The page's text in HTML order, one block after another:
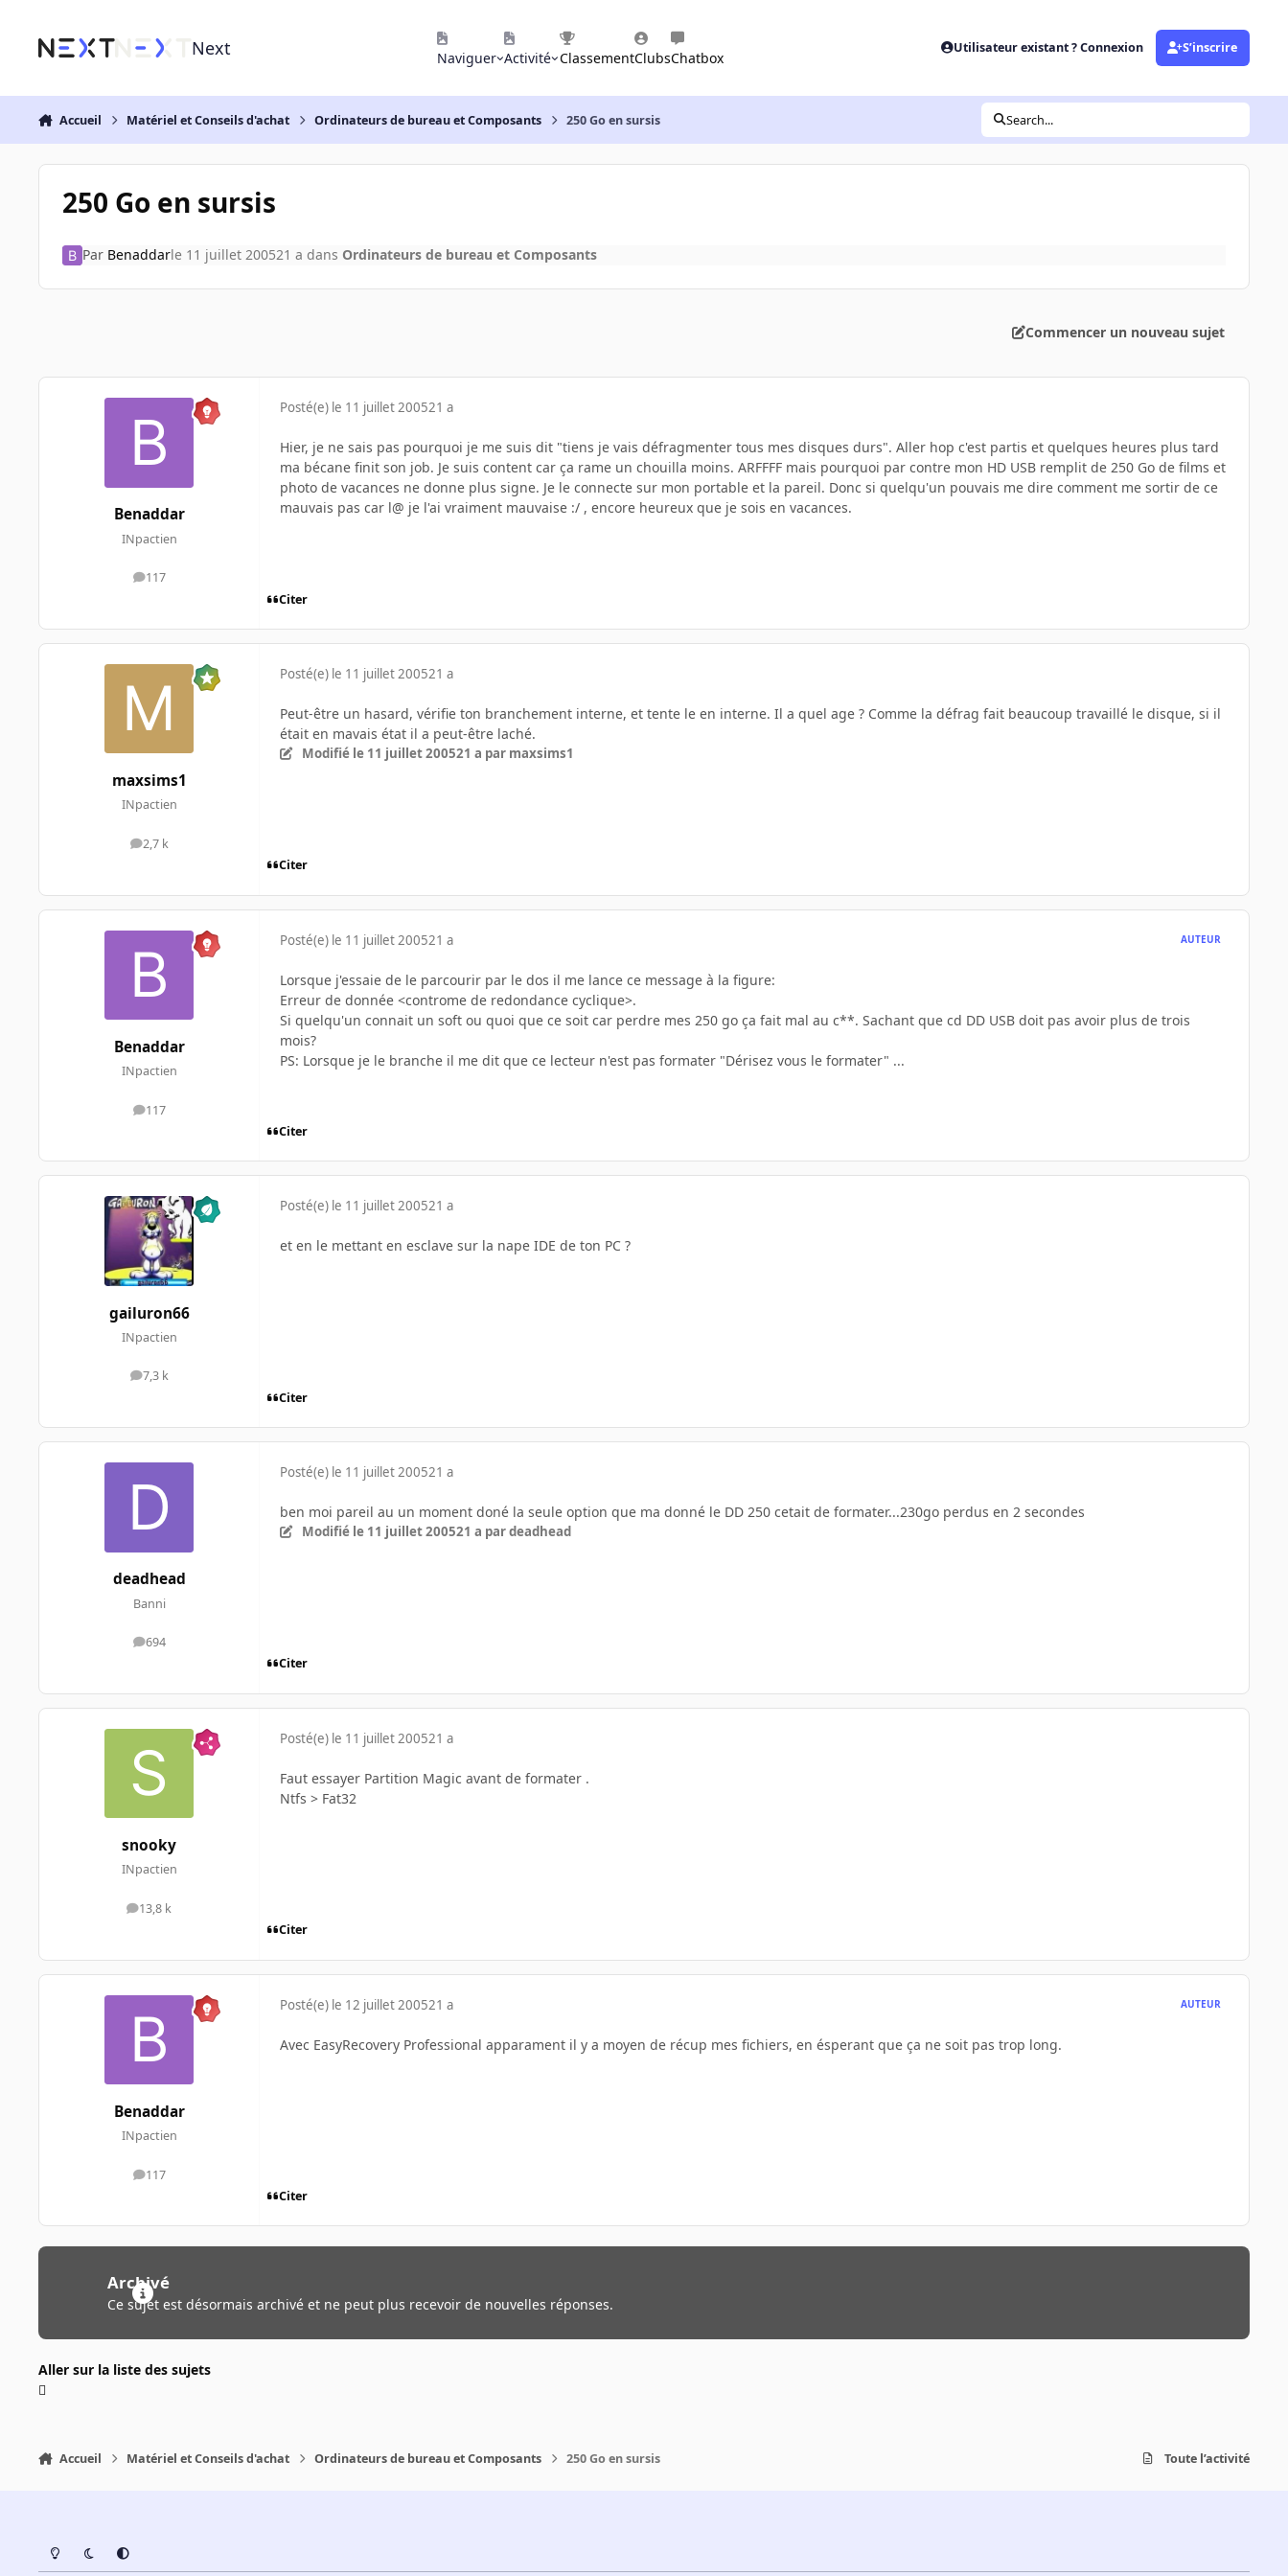
Next Naviguer Activité ClassementClubsChatbox
Utilisateur existant ? Connexion S’inscrire
Accueil Matériel et Conseils d'achat Ordinateurs de bureau et Composants 250 Go en sursis Search...
250 Go en sursis
Par Benaddarle 11 juillet 200521 a dans Ordinateurs de bureau et Composants
Commencer un nouveau sujet
Benaddar
INpactien
117
messages
Posté(e) le 11 juillet 200521 a
Hier, je ne sais pas pourquoi je me suis dit "tiens je vais défragmenter tous mes disques durs". Aller hop c'est partis et quelques heures plus tard
ma bécane finit son job. Je suis content car ça rame un chouilla moins. ARFFFF mais pourquoi par contre mon HD USB remplit de 250 Go de films et
photo de vacances ne donne plus signe. Je le connecte sur mon portable et la pareil. Donc si quelqu'un pouvais me dire comment me sortir de ce
mauvais pas car l@ je l'ai vraiment mauvaise :/ , encore heureux que je sois en vacances.
Citer
maxsims1
INpactien
2,7 k
messages
Posté(e) le 11 juillet 200521 a
Peut-être un hasard, vérifie ton branchement interne, et tente le en interne. Il a quel age ? Comme la défrag fait beaucoup travaillé le disque, si il
était en mavais état il a peut-être laché.
Modifié le 11 juillet 200521 a par maxsims1
Citer
Benaddar
INpactien
117
messages
Posté(e) le 11 juillet 200521 a AUTEUR
Lorsque j'essaie de le parcourir par le dos il me lance ce message à la figure:
Erreur de donnée <controme de redondance cyclique>.
Si quelqu'un connait un soft ou quoi que ce soit car perdre mes 250 go ça fait mal au c**. Sachant que cd DD USB doit pas avoir plus de trois
mois?
PS: Lorsque je le branche il me dit que ce lecteur n'est pas formater "Dérisez vous le formater" ...
Citer
gailuron66
INpactien
7,3 k
messages
Posté(e) le 11 juillet 200521 a
et en le mettant en esclave sur la nape IDE de ton PC ?
Citer
deadhead
Banni
694
messages
Posté(e) le 11 juillet 200521 a
ben moi pareil au un moment doné la seule option que ma donné le DD 250 cetait de formater...230go perdus en 2 secondes
Modifié le 11 juillet 200521 a par deadhead
Citer
snooky
INpactien
13,8 k
messages
Posté(e) le 11 juillet 200521 a
Faut essayer Partition Magic avant de formater .
Ntfs > Fat32
Citer
Benaddar
INpactien
117
messages
Posté(e) le 12 juillet 200521 a AUTEUR
Avec EasyRecovery Professional apparament il y a moyen de récup mes fichiers, en ésperant que ça ne soit pas trop long.
Citer
Archivé
Ce sujet est désormais archivé et ne peut plus recevoir de nouvelles réponses.
Aller sur la liste des sujets
Accueil Matériel et Conseils d'achat Ordinateurs de bureau et Composants 250 Go en sursis Toute l’activité
Light ModeDark ModeSystem Preference